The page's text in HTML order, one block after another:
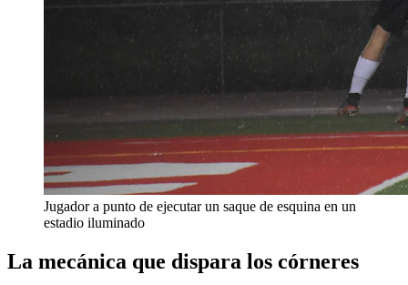
Jugador a punto de ejecutar un saque de esquina en un
estadio iluminado
La mecánica que dispara los córneres